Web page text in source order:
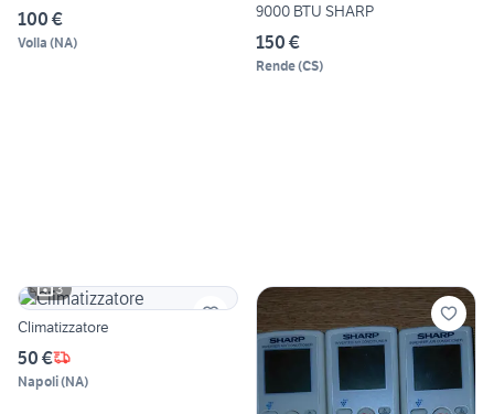
100 €
Volla (NA)
9000 BTU SHARP
150 €
Rende(CS)
3
Climatizzatore
50 €
Napoli(NA)